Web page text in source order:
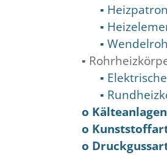
▪
▪
▪
▪
▪ Elektrische
▪
o Kälteanlagen
o
o